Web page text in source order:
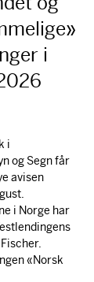
i
i
og Segn får
avisen
i Norge har
«Norsk